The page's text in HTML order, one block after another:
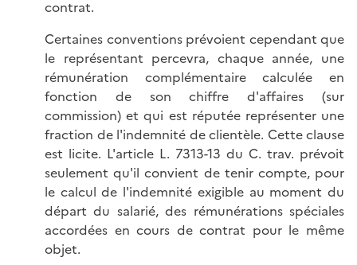
contrat.
Certaines conventions prévoient cependant que
le représentant percevra, chaque année, une
rémunération complémentaire calculée en
fonction de son chiffre d'affaires (sur
commission) et qui est réputée représenter une
fraction de l'indemnité de clientèle. Cette clause
est licite. L'article L. 7313-13 du C. trav. prévoit
seulement qu'il convient de tenir compte, pour
le calcul de l'indemnité exigible au moment du
départ du salarié, des rémunérations spéciales
accordées en cours de contrat pour le même
objet.